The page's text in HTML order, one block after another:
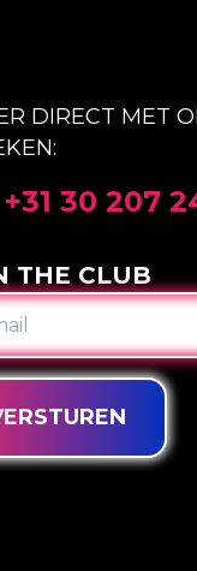
DIRECT MET
+31 30 207
THE CLUB